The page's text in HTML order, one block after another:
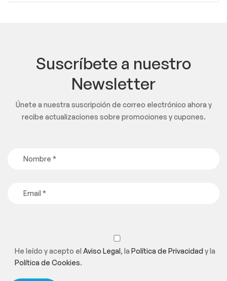
Suscríbete a nuestro
Newsletter
Únete a nuestra suscripción de correo electrónico ahora y
recibe actualizaciones sobre promociones y cupones.
He leído y acepto el Aviso Legal, la Política de Privacidady la
Política de Cookies.